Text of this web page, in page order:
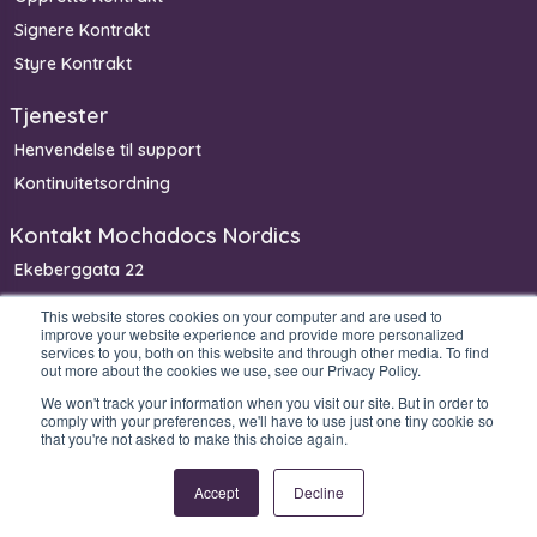
This website stores cookies on your computer and are used to
improve your website experience and provide more personalized
services to you, both on this website and through other media. To find
out more about the cookies we use, see our Privacy Policy.
We won't track your information when you visit our site. But in order to
comply with your preferences, we'll have to use just one tiny cookie so
that you're not asked to make this choice again.
Accept Decline
Signere Kontrakt
Styre Kontrakt
Tjenester
Henvendelse til support
Kontinuitetsordning
Kontakt Mochadocs Nordics
Ekeberggata 22
3208 Sandefjord
Norge
Telefon: +47 900 63 300
Copyright © 2026 Mochadocs Enterprise B.V. All rights reserved.
Statement
Security
Statement
Catalog